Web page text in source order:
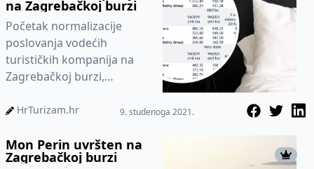
na Zagrebačkoj burzi
Početak normalizacije
poslovanja vodećih
turističkih kompanija na
Zagrebačkoj burzi,
Kesegića iz tvrtke Fima
HrTurizam.hr 9. studenoga 2021.
Mon Perin uvršten na
Zagrebačkoj burzi